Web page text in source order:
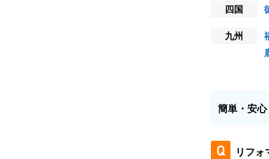
四国
九州
簡単・安
リフ